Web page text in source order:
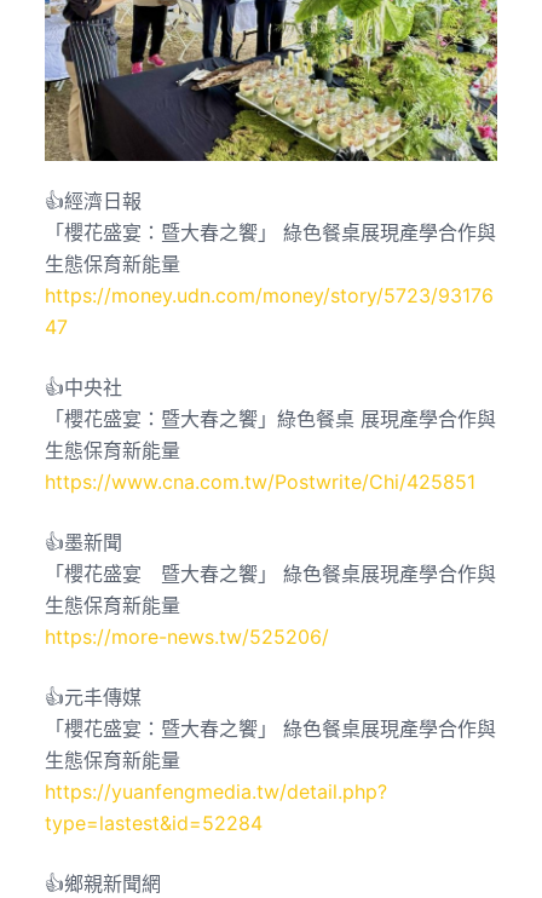
👍經濟日報
「櫻花盛宴：暨大春之饗」 綠色餐桌展現產學合作與
生態保育新能量
https://money.udn.com/money/story/5723/93176
47
👍中央社
「櫻花盛宴：暨大春之饗」綠色餐桌 展現產學合作與
生態保育新能量
https://www.cna.com.tw/Postwrite/Chi/425851
👍墨新聞
「櫻花盛宴 暨大春之饗」 綠色餐桌展現產學合作與
生態保育新能量
https://more-news.tw/525206/
👍元丰傳媒
「櫻花盛宴：暨大春之饗」 綠色餐桌展現產學合作與
生態保育新能量
https://yuanfengmedia.tw/detail.php?
type=lastest&id=52284
👍鄉親新聞網